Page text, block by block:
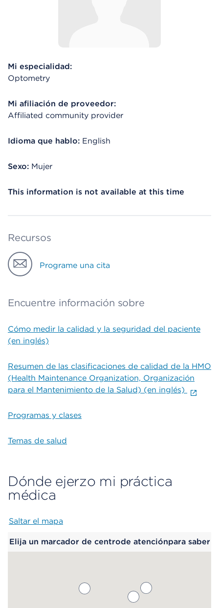
Mi especialidad:
Optometry
Mi afiliación de proveedor:
Affiliated community provider
Idioma que hablo: English
Sexo: Mujer
This information is not available at this time
Recursos
Programe una cita
Encuentre información sobre
Cómo medir la calidad y la seguridad del paciente
(en inglés)
Resumen de las clasificaciones de calidad de la HMO
(Health Maintenance Organization, Organización
para el Mantenimiento de la Salud) (en inglés)
Programas y clases
Temas de salud
Dónde ejerzo mi práctica
médica
Saltar el mapa
Elija un marcador de centrode atenciónpara saber